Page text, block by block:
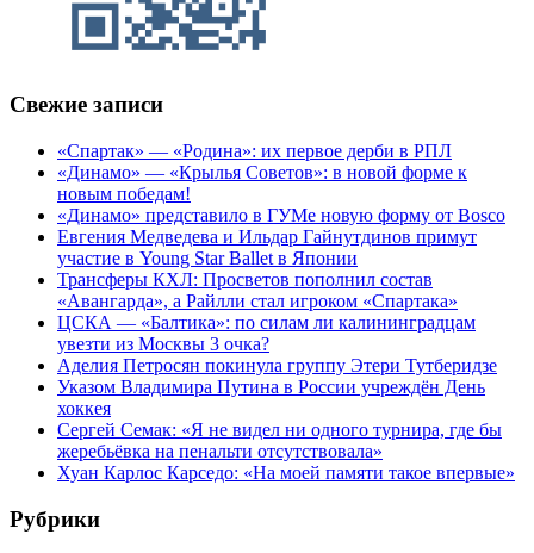
Свежие записи
«Спартак» — «Родина»: их первое дерби в РПЛ
«Динамо» — «Крылья Советов»: в новой форме к
новым победам!
«Динамо» представило в ГУМе новую форму от Bosco
Евгения Медведева и Ильдар Гайнутдинов примут
участие в Young Star Ballet в Японии
Трансферы КХЛ: Просветов пополнил состав
«Авангарда», а Райлли стал игроком «Спартака»
ЦСКА — «Балтика»: по силам ли калининградцам
увезти из Москвы 3 очка?
Аделия Петросян покинула группу Этери Тутберидзе
Указом Владимира Путина в России учреждён День
хоккея
Сергей Семак: «Я не видел ни одного турнира, где бы
жеребьёвка на пенальти отсутствовала»
Хуан Карлос Карседо: «На моей памяти такое впервые»
Рубрики